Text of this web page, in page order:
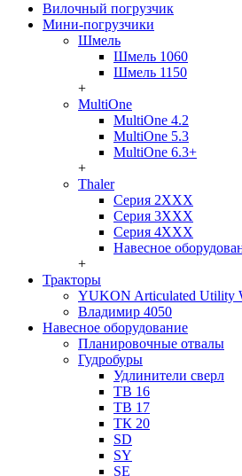
Вилочный погрузчик
Мини-погрузчики
Шмель
Шмель 1060
Шмель 1150
+
MultiOne
MultiOne 4.2
MultiOne 5.3
MultiOne 6.3+
+
Thaler
Серия 2ХХХ
Серия 3ХХХ
Серия 4ХХХ
Навесное
+
Тракторы
YUKON Articulated Utility
Владимир 4050
Навесное оборудование
Планировочные отвалы
Гудробуры
Удлинители сверл
ТВ 16
ТВ 17
ТК 20
SD
SY
SE